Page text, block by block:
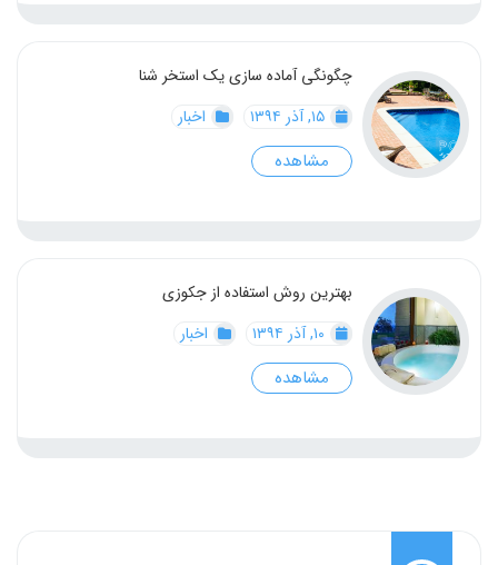
چگونگی آماده سازی یک استخر شنا
اخبار
مشاهده
بهترین روش استفاده از جکوزی
اخبار
مشاهده